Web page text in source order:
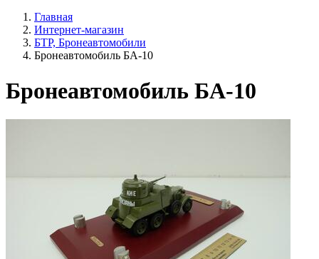
Главная
Интернет-магазин
БТР, Бронеавтомобили
Бронеавтомобиль БА-10
Бронеавтомобиль БА-10